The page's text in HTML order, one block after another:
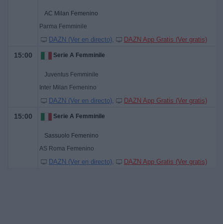
AC Milan Femenino
Parma Femminile
DAZN (Ver en directo) DAZN App Gratis (Ver gratis)
15:00 Serie A Femminile
Juventus Femminile
Inter Milan Femenino
DAZN (Ver en directo) DAZN App Gratis (Ver gratis)
15:00 Serie A Femminile
Sassuolo Femenino
AS Roma Femenino
DAZN (Ver en directo) DAZN App Gratis (Ver gratis)